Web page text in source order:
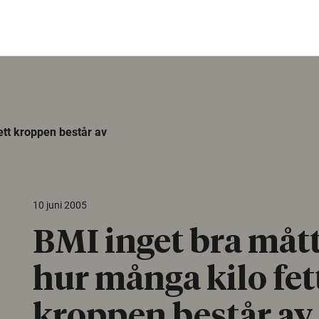
kroppen består av
10 juni 2005
BMI inget bra
hur många kilo